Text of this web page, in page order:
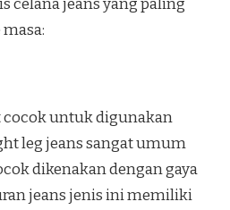
cocok untuk digunakan
leg jeans sangat umum
dikenakan dengan gaya
jeans jenis ini memiliki